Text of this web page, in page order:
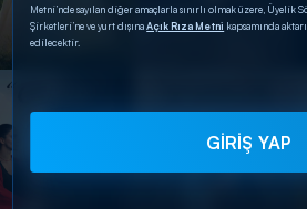
Metni’nde sayılan diğer amaçlarla sınırlı olmak üzere, Üyelik
Şirketleri’ne ve yurt dışınaAçık Rıza Metni kapsamında
edilecektir.
GİRİŞ YAP